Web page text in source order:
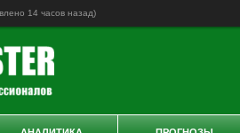
14 часов назад)